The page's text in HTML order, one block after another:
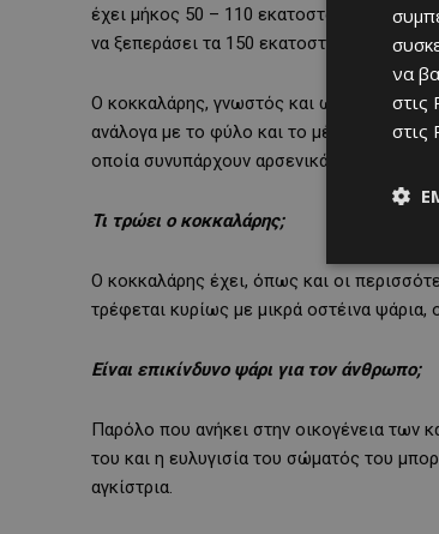
έχει μήκος 50 – 110 εκατοστά και βάρος
να ξεπεράσει τα 150 εκατοστά σε μήκος.
Ο κοκκαλάρης, γνωστός και ως ακανθίας,
ανάλογα με το φύλο και το μέγεθος των
οποία συνυπάρχουν αρσενικά και θηλυκά
Τι τρώει ο κοκκαλάρης;
Ο κοκκαλάρης έχει, όπως και οι
τρέφεται κυρίως με μικρά οστέινα
Είναι επικίνδυνο ψάρι για τον άνθρωπο;
Παρόλο που ανήκει στην οικογένεια των
του και η ευλυγισία του σώματός του
αγκίστρια.
να
στις
στις